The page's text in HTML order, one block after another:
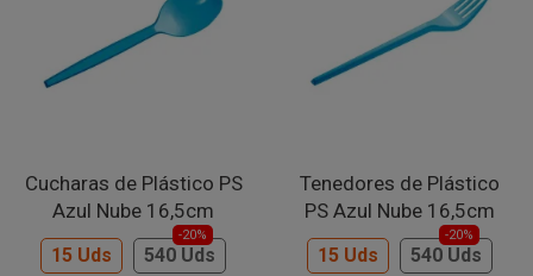
Cucharas de Plástico PS
Azul Nube 16,5cm
15 Uds 540 Uds
-20%
Tenedores de Plástico
PS Azul Nube 16,5cm
15 Uds 540 Uds
-20%